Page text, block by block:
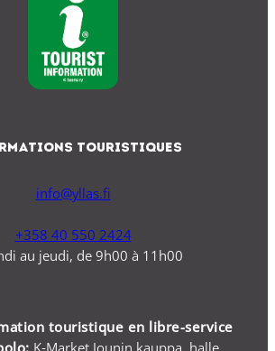
Touristiques
info@yllas.fi
+358 40 550 2424
au jeudi, de 9h00 à 11h00
touristique en libre-service
K-Market Jounin kauppa, halle